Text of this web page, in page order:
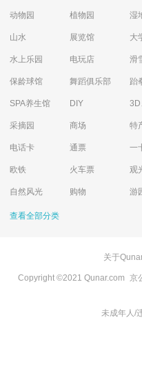
动物园 植物园 湿
山水 展览馆 大
水上乐园 电玩店 滑
保龄球馆 舞蹈俱乐部 跆
SPA养生馆 DIY
采摘园 商场 特
电话卡 通票 一
欧铁 火车票 观
自然风光 购物 游
查看全部分类
关于
Copyright ©2021 Qunar.com 京
未成年人/